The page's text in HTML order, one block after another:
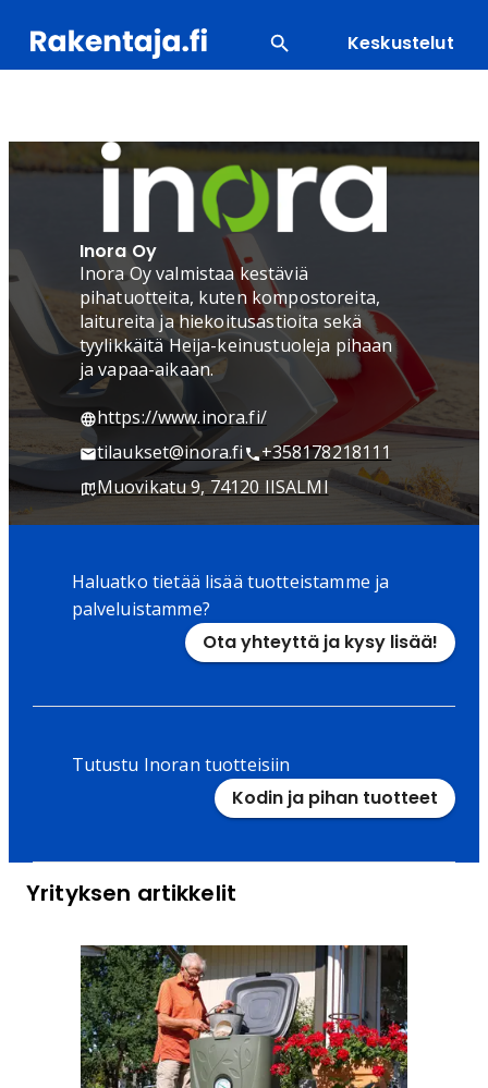
Keskustelut
Inora Oy
Inora Oy valmistaa kestäviä
pihatuotteita, kuten kompostoreita,
laitureita ja hiekoitusastioita sekä
tyylikkäitä Heija-keinustuoleja pihaan
ja vapaa-aikaan.
https://www.inora.fi/
tilaukset@inora.fi
+358178218111
Muovikatu 9, 74120 IISALMI
Haluatko tietää lisää tuotteistamme ja
palveluistamme?
Ota yhteyttä ja kysy lisää!
Tutustu Inoran tuotteisiin
Kodin ja pihan tuotteet
Yrityksen artikkelit